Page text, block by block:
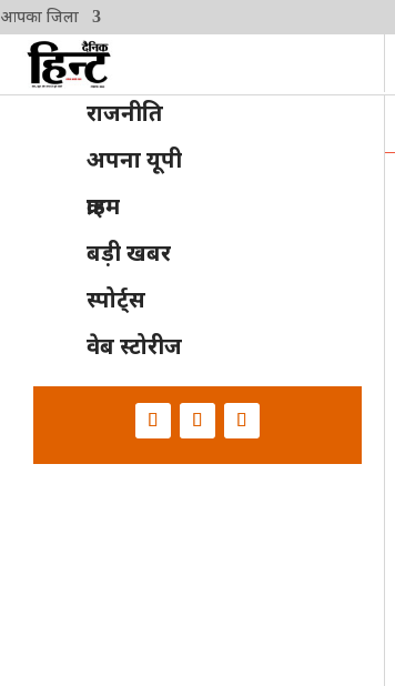
आपका जिला
राजनीति
अपना यूपी
क्राइम
बड़ी खबर
स्पोर्ट्स
वेब स्टोरीज